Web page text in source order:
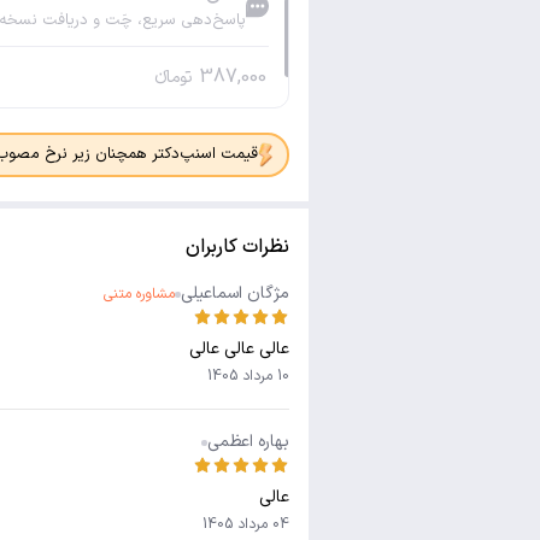
پاسخ‌دهی سریع، چَت و دریافت نسخه
387,000 تومانء
قیمت اسنپ‌دکتر همچنان زیر نرخ مصوب
نظرات کاربران
مژگان اسماعیلی مشاوره متنی
عالی عالی عالی
10 مرداد 1405
بهاره اعظمی
عالی
04 مرداد 1405